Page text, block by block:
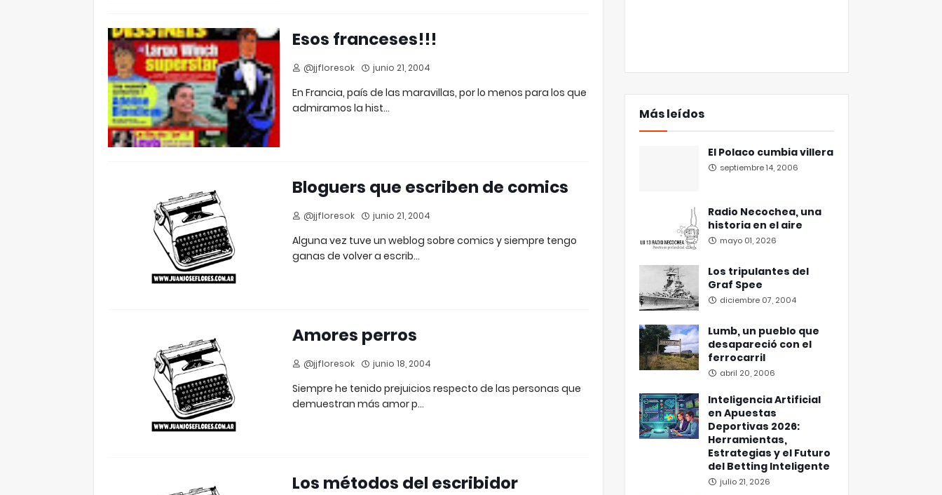
Esos franceses!!!
@jjfloresok junio 21, 2004
En Francia, país de las maravillas, por lo menos para los que
admiramos la hist…
Bloguers que escriben de comics
@jjfloresok junio 21, 2004
Alguna vez tuve un weblog sobre comics y siempre tengo
ganas de volver a escrib…
Amores perros
@jjfloresok junio 18, 2004
Siempre he tenido prejuicios respecto de las personas que
demuestran más amor p…
Los métodos del escribidor
Más leídos
El Polaco cumbia villera
septiembre 14, 2006
Radio Necochea, una
historia en el aire
mayo 01, 2026
Los tripulantes del
Graf Spee
diciembre 07, 2004
Lumb, un pueblo que
desapareció con el
ferrocarril
abril 20, 2006
Inteligencia Artificial
en Apuestas
Deportivas 2026:
Herramientas,
Estrategias y el Futuro
del Betting Inteligente
julio 21, 2026